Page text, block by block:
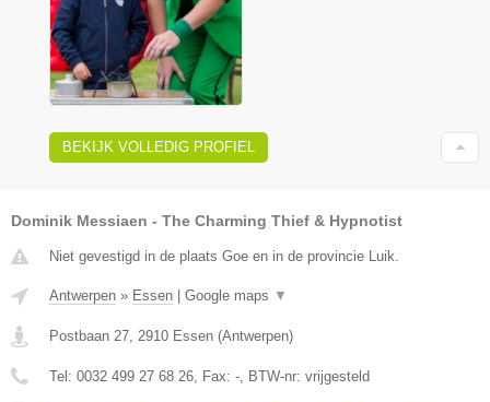
BEKIJK VOLLEDIG PROFIEL
Dominik Messiaen - The Charming Thief & Hypnotist
Niet gevestigd in de plaats Goe en in de provincie Luik.
Antwerpen » Essen Google maps ▼
Postbaan 27 2910 Essen (Antwerpen)
Tel: 0032 499 27 68 26 , Fax: - , BTW-nr: vrijgesteld